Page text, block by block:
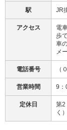
駅 JR
アクセス
電
歩
車
メ
電話番号 （
営業時間 9
定休日
第2
く）